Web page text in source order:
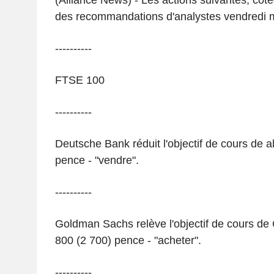
des recommandations d'analystes vendredi
----------
FTSE 100
----------
Deutsche Bank réduit l'objectif de cours de
pence - "vendre".
----------
Goldman Sachs relève l'objectif de cours de
800 (2 700) pence - "acheter".